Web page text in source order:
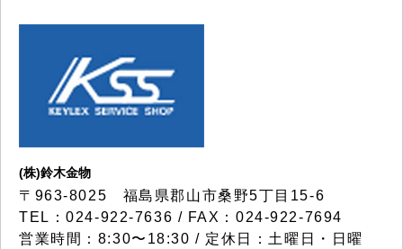
(株)鈴木金物
〒963-8025 福島県郡山市桑野5丁目15-6
TEL：024-922-7636 / FAX：024-922-7694
営業時間：8:30〜18:30 / 定休日：土曜日・日曜